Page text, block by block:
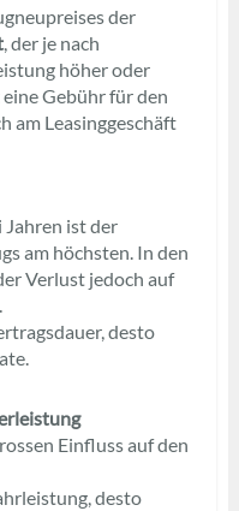
der
, der je nach
höher oder
Gebühr für den
am Leasinggeschäft
Jahren ist der
am höchsten. In den
Verlust jedoch auf
desto
Einfluss auf den
desto